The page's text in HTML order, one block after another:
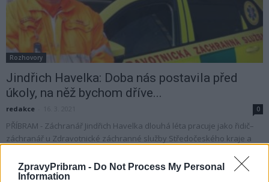
ZpravyPribram - Do Not Process My Personal
Information
Rozhovory
Jindřich Havelka: Doba nás postavila před
úkoly, na něž bychom dříve...
redakce 0
PŘÍBRAM - Záchranář Jindřich Havelka dlouhá léta pracuje jako řidič–
záchranář u Zdravotnické záchranné služby Středočeského kraje a